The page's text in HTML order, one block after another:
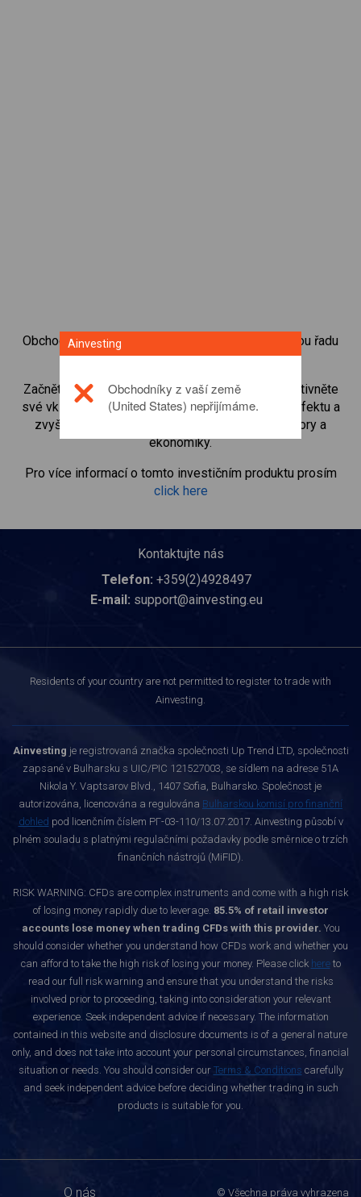
Obchodování s CFD na akciové indexy přináší celou řadu
investičních příležitostí.
Začněte obchodovat CFD na USA 30 Cash
, zefektivněte
své vklady s malými maržemi pomocí pákového efektu a
zvyšte tak objem svých obchodů. Sledujte sektory a
ekonomiky.
Pro více informací o tomto investičním produktu prosím
click here
Kontaktujte nás
Telefon: +359(2)4928497
E-mail: support@ainvesting.eu
Residents of your country are not permitted to register to trade with
Ainvesting.
Ainvesting je registrovaná značka společnosti Up Trend LTD, společnosti
zapsané v Bulharsku s UIC/PIC 121527003, se sídlem na adrese 51A
Nikola Y. Vaptsarov Blvd., 1407 Sofia, Bulharsko. Společnost je
autorizována, licencována a regulována Bulharskou komisí pro finanční
dohled pod licenčním číslem РГ-03-110/13.07.2017. Ainvesting působí v
plném souladu s platnými regulačními požadavky podle směrnice o trzích
finančních nástrojů (MiFID).
RISK WARNING: CFDs are complex instruments and come with a high risk
of losing money rapidly due to leverage. 85.5% of retail investor
accounts lose money when trading CFDs with this provider. You
should consider whether you understand how CFDs work and whether you
can afford to take the high risk of losing your money. Please click hereto
read our full risk warning and ensure that you understand the risks
involved prior to proceeding, taking into consideration your relevant
experience. Seek independent advice if necessary. The information
contained in this website and disclosure documents is of a general nature
only, and does not take into account your personal circumstances, financial
situation or needs. You should consider our Terms & Conditions carefully
and seek independent advice before deciding whether trading in such
products is suitable for you.
O nás © Všechna práva vyhrazena
Ainvesting
Obchodníky z vaší země
(United States) nepřijímáme.